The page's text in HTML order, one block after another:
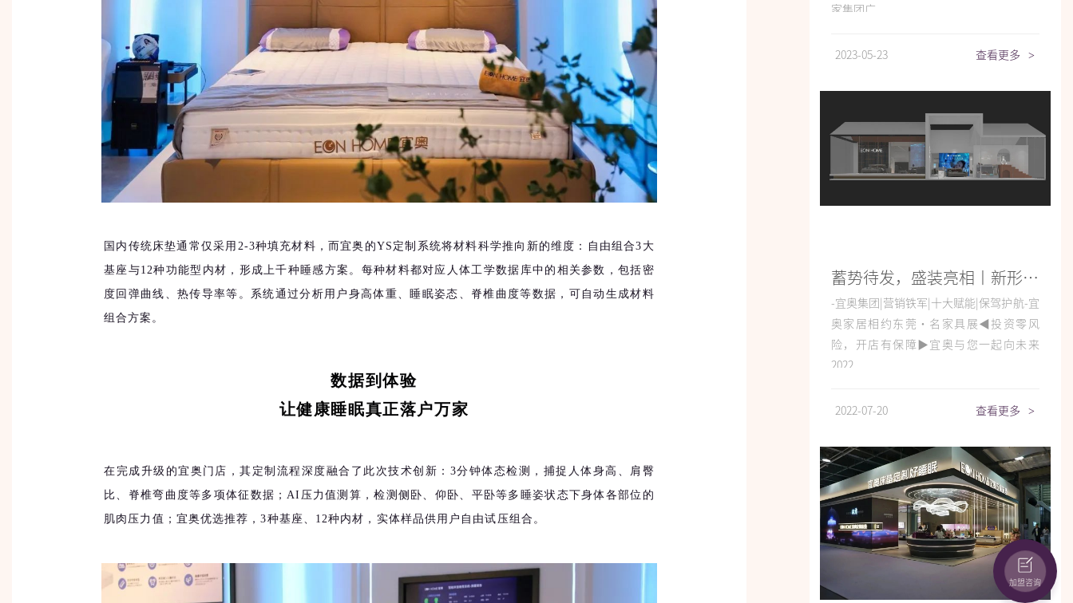
国内传统床垫通常仅采用2-3种填充材料，而宜奥的YS定制系统将材料科学推向新的维度：自由组合3大
基座与12种功能型内材，形成上千种睡感方案。每种材料都对应人体工学数据库中的相关参数，包括密
度回弹曲线、热传导率等。系统通过分析用户身高体重、睡眠姿态、脊椎曲度等数据，可自动生成材料
组合方案。
数据到体验
让健康睡眠真正落户万家
在完成升级的宜奥门店，其定制流程深度融合了此次技术创新：3分钟体态检测，捕捉人体身高、肩臀
比、脊椎弯曲度等多项体征数据；AI压力值测算，检测侧卧、仰卧、平卧等多睡姿状态下身体各部位的
肌肉压力值；宜奥优选推荐，3种基座、12种内材，实体样品供用户自由试压组合。
家集团广...
2023-05-23 查看更多 >
蓄势待发，盛装亮相丨新形象，新模式，新产品！宜奥家居邀您共约东莞展！
-宜奥集团|营销铁军|十大赋能|保驾护航-宜
奥家居相约东莞·名家具展◀投资零风
险，开店有保障▶宜奥与您一起向未来
2022...
2022-07-20 查看更多 >
加盟咨询